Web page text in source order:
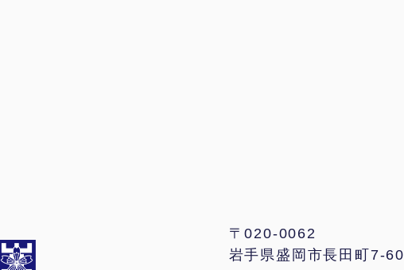
〒020-0062
岩手県盛岡市長田町7-60